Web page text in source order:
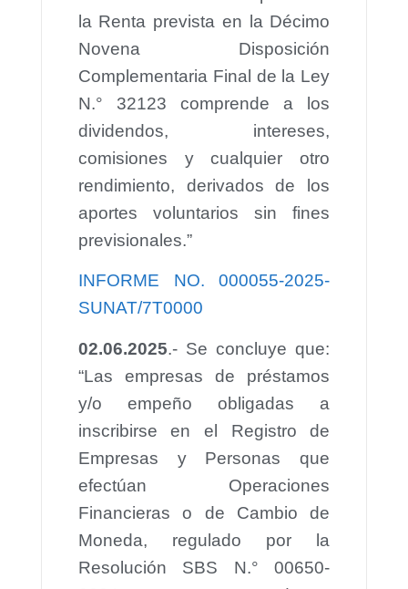
la Renta prevista en la Décimo
Novena Disposición
Complementaria Final de la Ley
N.° 32123 comprende a los
dividendos, intereses,
comisiones y cualquier otro
rendimiento, derivados de los
aportes voluntarios sin fines
previsionales.”
INFORME NO. 000055-2025-
SUNAT/7T0000
02.06.2025.- Se concluye que:
“Las empresas de préstamos
y/o empeño obligadas a
inscribirse en el Registro de
Empresas y Personas que
efectúan Operaciones
Financieras o de Cambio de
Moneda, regulado por la
Resolución SBS N.° 00650-